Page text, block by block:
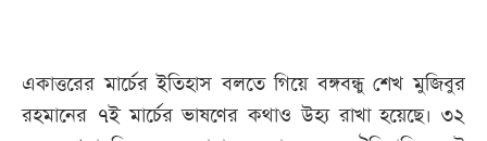
একাত্তরের মার্চের ইতিহাস বলতে গিয়ে বঙ্গবন্ধু শেখ মুজিবুর
রহমানের ৭ই মার্চের ভাষণের কথাও উহ্য রাখা হয়েছে। ৩২